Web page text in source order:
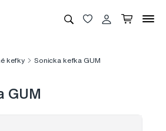
kefky Sonicka kefka GUM
GUM